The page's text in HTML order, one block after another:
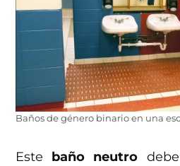
Baños de género binario en una
Este baño neutro